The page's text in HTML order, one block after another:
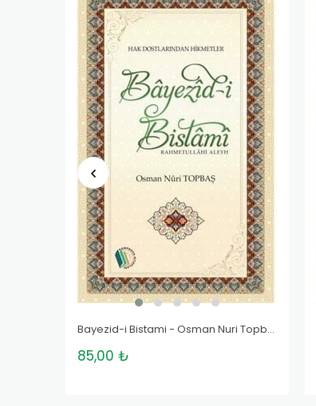
Bayezid-i Bistami - Osman Nuri Topbaş
85,00 ₺